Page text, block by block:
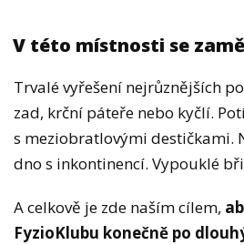
V této místnosti se
Trvalé vyřešení nejrůznějších
zad, krční páteře nebo kyčlí.
s meziobratlovými destičkami.
dno s inkontinencí. Vypouklé
A celkově je zde naším cílem,
FyzioKlubu konečně po